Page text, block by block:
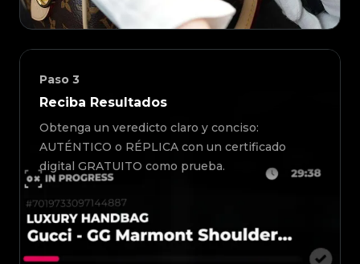
Paso 3
Reciba Resultados
Obtenga un veredicto claro y conciso:
AUTÉNTICO o RÉPLICA con un certificado
digital GRATUITO como prueba.